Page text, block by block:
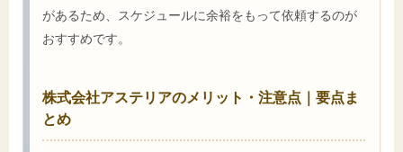
があるため、スケジュールに余裕をもって依頼するのが
おすすめです。
株式会社アステリアのメリット・注意点｜要点ま
とめ